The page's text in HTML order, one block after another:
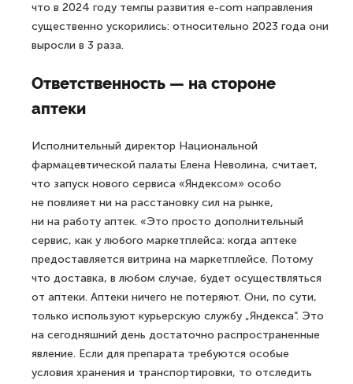
что в 2024 году темпы развития e-com направления
существенно ускорились: относительно 2023 года они
выросли в 3 раза.
Ответственность — на стороне
аптеки
Исполнительный директор Национальной
фармацевтической палаты Елена Неволина, считает,
что запуск нового сервиса «Яндексом» особо
не повлияет ни на расстановку сил на рынке,
ни на работу аптек. «Это просто дополнительный
сервис, как у любого маркетплейса: когда аптеке
предоставляется витрина на маркетплейсе. Потому
что доставка, в любом случае, будет осуществляться
от аптеки. Аптеки ничего не потеряют. Они, по сути,
только используют курьерскую службу „Яндекса“. Это
на сегодняшний день достаточно распространенные
явление. Если для препарата требуются особые
условия хранения и транспортировки, то отследить